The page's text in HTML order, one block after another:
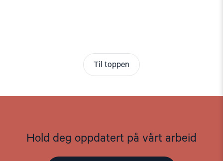
Til toppen
Hold deg oppdatert på vårt arbeid